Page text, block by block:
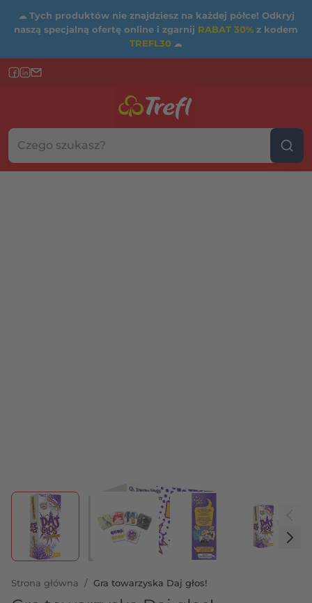
☁ Tych produktów nie znajdziesz na każdej półce! Odkryj
naszą specjalną ofertę online i zgarnij RABAT 30% z kodem
TREFL30 ☁
Szukaj w sklepie...
Wybierz kategorię
View larger imageView larger imageView larger image
Strona główna / Gra towarzyska Daj głos!